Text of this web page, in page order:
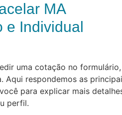
MA
e Individual
uma cotação no
respondemos as
para explicar mais
perfil.